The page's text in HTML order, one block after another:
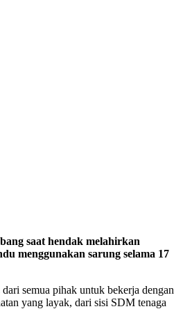
saat hendak melahirkan
menggunakan sarung selama 17
semua pihak untuk bekerja dengan
yang layak, dari sisi SDM tenaga